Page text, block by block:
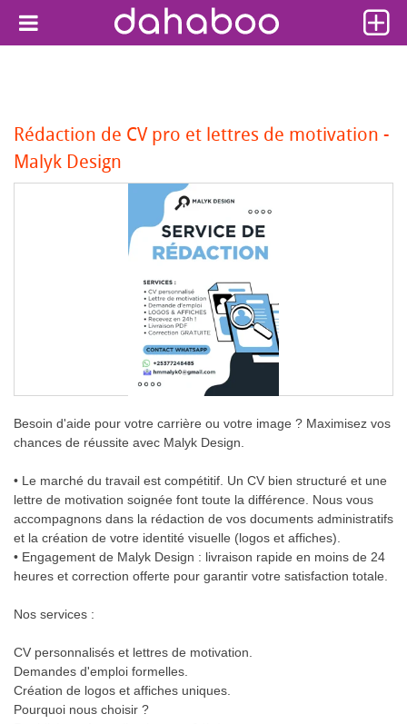
Rédaction de CV pro et lettres de motivation -
Malyk Design
Besoin d'aide pour votre carrière ou votre image ? Maximisez vos
chances de réussite avec Malyk Design.
• Le marché du travail est compétitif. Un CV bien structuré et une
lettre de motivation soignée font toute la différence. Nous vous
accompagnons dans la rédaction de vos documents administratifs
et la création de votre identité visuelle (logos et affiches).
• Engagement de Malyk Design : livraison rapide en moins de 24
heures et correction offerte pour garantir votre satisfaction totale.
Nos services :
CV personnalisés et lettres de motivation.
Demandes d'emploi formelles.
Création de logos et affiches uniques.
Pourquoi nous choisir ?